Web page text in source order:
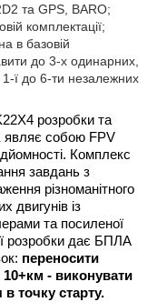
та GPS, BARO;
комплектації;
в базовій
до 3-х одинарних,
ї до 6-ти незалежних
розробки та
являє собою FPV
Комплекс
завдань з
різноманітного
двигунів із
та посиленої
розробки дає БПЛА
переносити
10+км - виконувати
точку старту.